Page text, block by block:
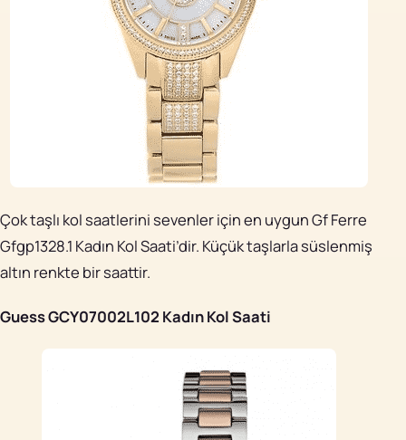
Çok taşlı kol saatlerini sevenler için en uygun Gf Ferre
Gfgp1328.1 Kadın Kol Saati’dir. Küçük taşlarla süslenmiş
altın renkte bir saattir.
Guess GCY07002L102 Kadın Kol Saati